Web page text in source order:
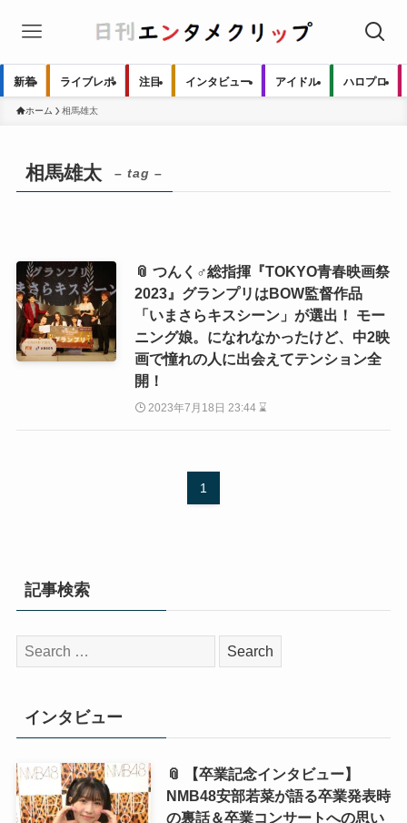
新着 ライブレポ 注目 インタビュー アイドル ハロプロ
ホーム 相馬雄太
相馬雄太 – tag –
📎 つんく♂総指揮『TOKYO青春映画祭
2023』グランプリはBOW監督作品
「いまさらキスシーン」が選出！ モー
ニング娘。になれなかったけど、中2映
画で憧れの人に出会えてテンション全
開！
2023年7月18日 23:44 ⌛
1
記事検索
検
索:
インタビュー
📎 【卒業記念インタビュー】
NMB48安部若菜が語る卒業発表時
の裏話＆卒業コンサートへの思い